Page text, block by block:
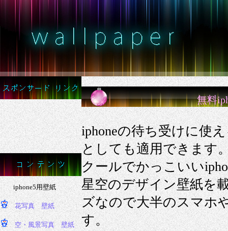
無料
iphoneの待ち受けに使
としても適用できます
クールでかっこいい
星空のデザイン壁紙を
ズなので大半のスマホ
す。